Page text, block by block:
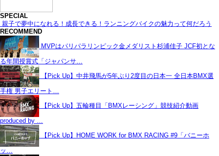
SPECIAL
親子で夢中になれる！成長できる！ランニングバイクの魅力って何だろう
RECOMMEND
MVPはパリパラリンピック金メダリスト杉浦佳子 JCF初とな
る年間授賞式「ジャパンサ…
【Pick Up】中井飛馬が5年ぶり2度目の日本一 全日本BMX選
手権 男子エリート…
【Pick Up】五輪種目「BMXレーシング」競技紹介動画
produced by …
【Pick Up】HOME WORK for BMX RACING #9「バニーホ
ッ…